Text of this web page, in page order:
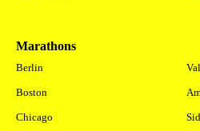
Marathons
Berlin
Boston
Chicago